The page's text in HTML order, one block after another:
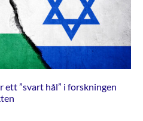
”svart hål” i forskningen